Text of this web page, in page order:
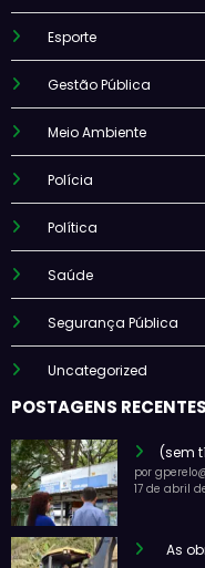
Esporte
Gestão Pública
Meio Ambiente
Polícia
Política
Saúde
Segurança Pública
Uncategorized
POSTAGENS RECENTES
(sem
por
17 de abril
As